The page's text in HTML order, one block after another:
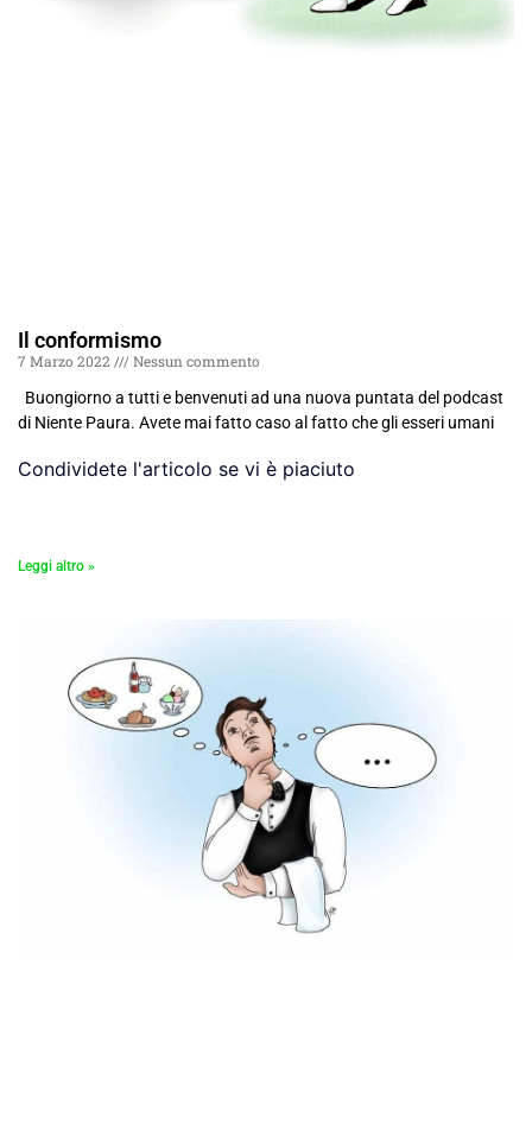
Il conformismo
7 Marzo 2022
Nessun commento
Buongiorno a tutti e benvenuti ad una nuova puntata del podcast
di Niente Paura. Avete mai fatto caso al fatto che gli esseri umani
Condividete l'articolo se vi è piaciuto
Leggi altro »